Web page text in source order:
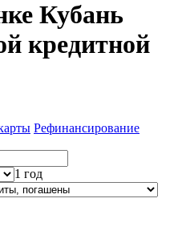
Кубань
кредитной
Рефинансирование
1 год